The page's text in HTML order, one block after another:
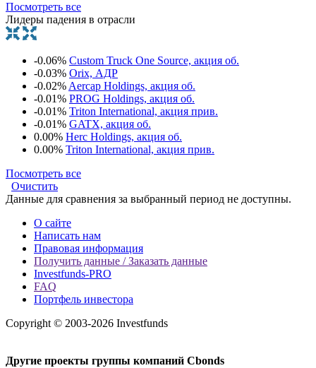
Посмотреть все
Лидеры падения в отрасли
-0.06% Custom Truck One Source, акция об.
-0.03% Orix, АДР
-0.02%Aercap Holdings, акция об.
-0.01% PROG Holdings, акция об.
-0.01% Triton International, акция прив.
-0.01% GATX, акция об.
0.00% Herc Holdings, акция об.
0.00% Triton International, акция прив.
Посмотреть все
Очистить
Данные для сравнения за выбранный период не доступны.
О сайте
Написать нам
Правовая информация
Получить данные / Заказать данные
Investfunds-PRO
FAQ
Портфель инвестора
Copyright © 2003-2026 Investfunds
Другие проекты группы компаний Cbonds